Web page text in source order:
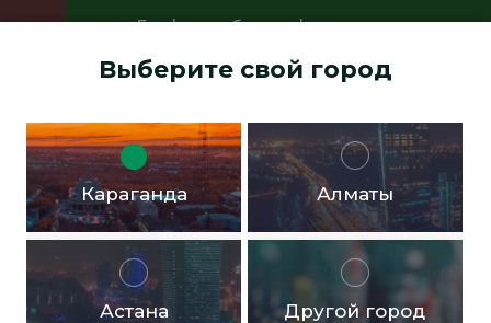
График работы офисов:
13:00 до 14:00 Суббота, воскресенье -
Доставка бесплатная в черте города от 10.000тг!
Выберите свой город
Караганда Алматы
Астана Другой город